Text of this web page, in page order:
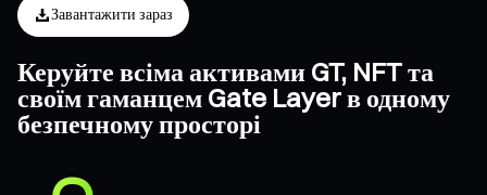
Завантажити зараз
Керуйте всіма активами GT, NFT та
своїм гаманцем Gate Layer в одному
безпечному просторі